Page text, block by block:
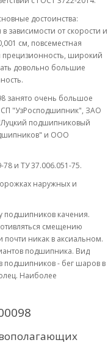
достоинства:
зависимости от скорости и
см, повсеместная
прецизионность, широкий
довольно большие
занято очень большое
"УзРосподшипник", ЗАО
подшипниковый
и ООО
и ТУ 37.006.051-75.
наружных и
подшипников качения.
смещению
никак в аксиальном.
подшипника. Вид
подшипников - бег шаров в
Наиболее